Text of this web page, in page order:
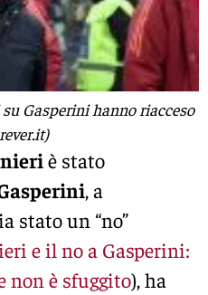
Gasperini hanno riacceso
è stato
, a
stato un “no”
e il no a Gasperini:
non è sfuggito), ha